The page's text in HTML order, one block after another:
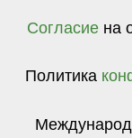
Согласие на
Политика